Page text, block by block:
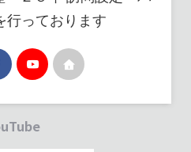
行っております